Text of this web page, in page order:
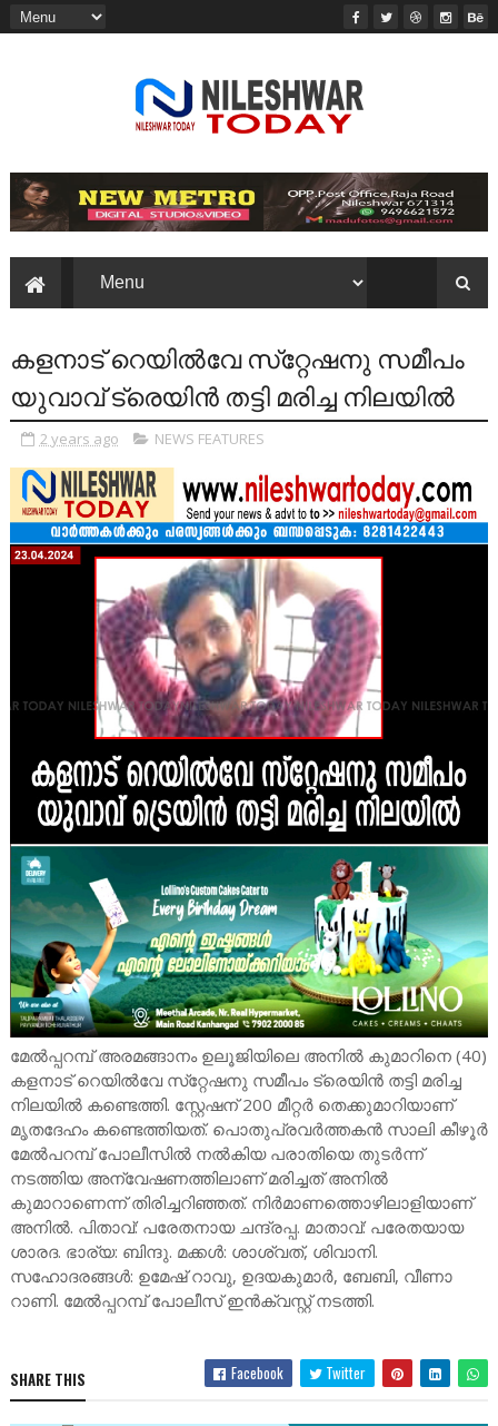
കളനാട് റെയില്‍വേ സ്‌റ്റേഷനു സമീപം
യുവാവ് ട്രെയിന്‍ തട്ടി മരിച്ച നിലയില്‍
2 years ago NEWS FEATURES
മേൽപ്പറമ്പ് അരമങ്ങാനം ഉലൂജിയിലെ അനിൽ കുമാറിനെ (40)
കളനാട് റെയിൽവേ സ്‌റ്റേഷനു സമീപം ട്രെയിൻ തട്ടി മരിച്ച
നിലയിൽ കണ്ടെത്തി. സ്റ്റേഷന് 200 മീറ്റർ തെക്കുമാറിയാണ്
മൃതദേഹം കണ്ടെത്തിയത്. പൊതുപ്രവർത്തകൻ സാലി കീഴൂർ
മേൽപറമ്പ് പോലീസിൽ നൽകിയ പരാതിയെ തുടർന്ന്
നടത്തിയ അന്വേഷണത്തിലാണ് മരിച്ചത് അനിൽ
കുമാറാണെന്ന് തിരിച്ചറിഞ്ഞത്. നിർമാണത്തൊഴിലാളിയാണ്
അനിൽ. പിതാവ്: പരേതനായ ചന്ദ്രപ്പ. മാതാവ്: പരേതയായ
ശാരദ. ഭാര്യ: ബിന്ദു. മക്കൾ: ശാശ്വത്, ശിവാനി.
സഹോദരങ്ങൾ: ഉമേഷ് റാവു, ഉദയകുമാർ, ബേബി, വീണാ
റാണി. മേൽപ്പറമ്പ് പോലീസ് ഇൻക്വസ്റ്റ് നടത്തി.
SHARE THIS Facebook Twitter